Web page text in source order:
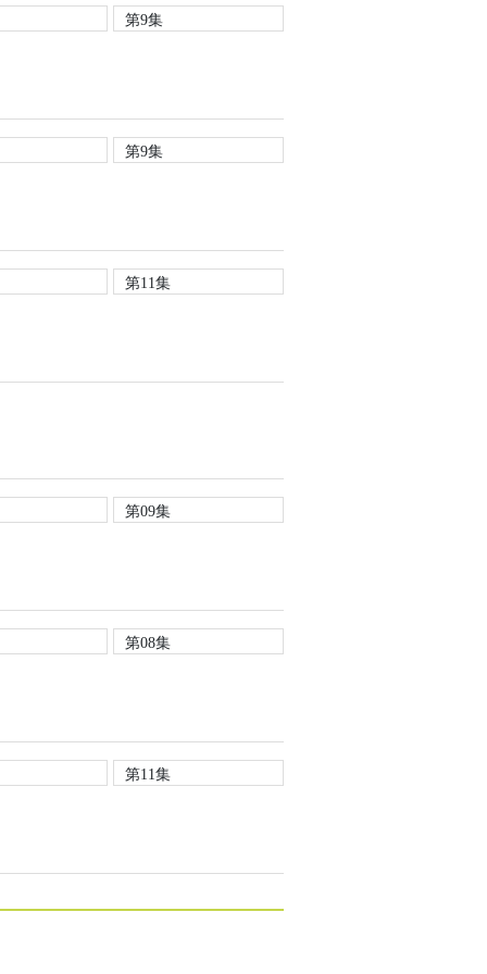
第9集
第9集
第11集
第09集
第08集
第11集